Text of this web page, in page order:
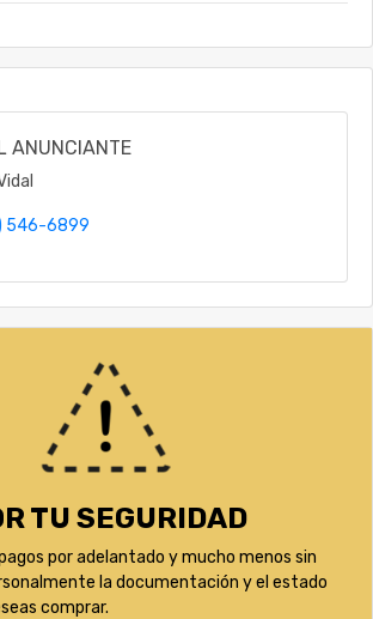
ANUNCIANTE
546-6899
TU SEGURIDAD
por adelantado y mucho menos sin
la documentación y el estado
comprar.